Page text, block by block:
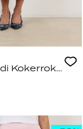
Kokerrok